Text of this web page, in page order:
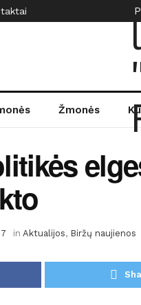
Žmonės
in Aktualijos, Biržų naujienos